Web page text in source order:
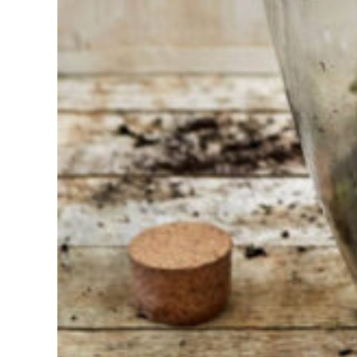
Auswahl?
Werkzeug für Ihren Job
Bei Sneeboer sind
wir immer bereit,
anderen zu helfen.
Zögern Sie nicht,
anzurufen oder eine
E-Mail zu senden,
wenn Sie eine Frage
haben. Dann werden
wir Ihre Frage so
schnell wie möglich
beantworten.